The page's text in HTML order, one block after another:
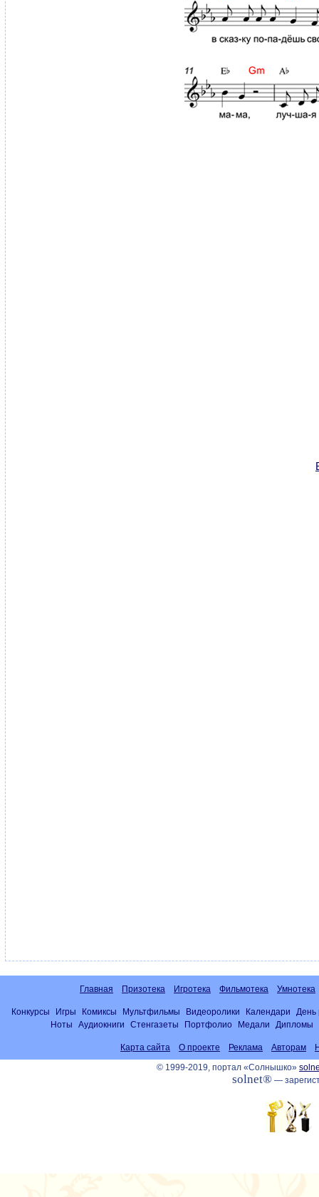
Главная Призотека Игротека Фильмотека Умнотека
Конкурсы Игры Комиксы Мультфильмы Видеоролики Календари
День
Ноты
Аудиокниги Стенгазеты Портфолио Медали Дипломы
Карта сайта О проекте Реклама Авторам
© 1999-2019, портал «Солнышко»
solnet®—